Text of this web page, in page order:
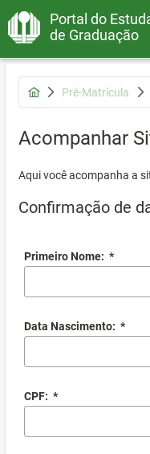
Portal do
de Graduação
Pré-Matrícula
Acompanhar
Aqui você acompanha a
Confirmação de
Primeiro Nome: *
Data Nascimento: *
CPF: *